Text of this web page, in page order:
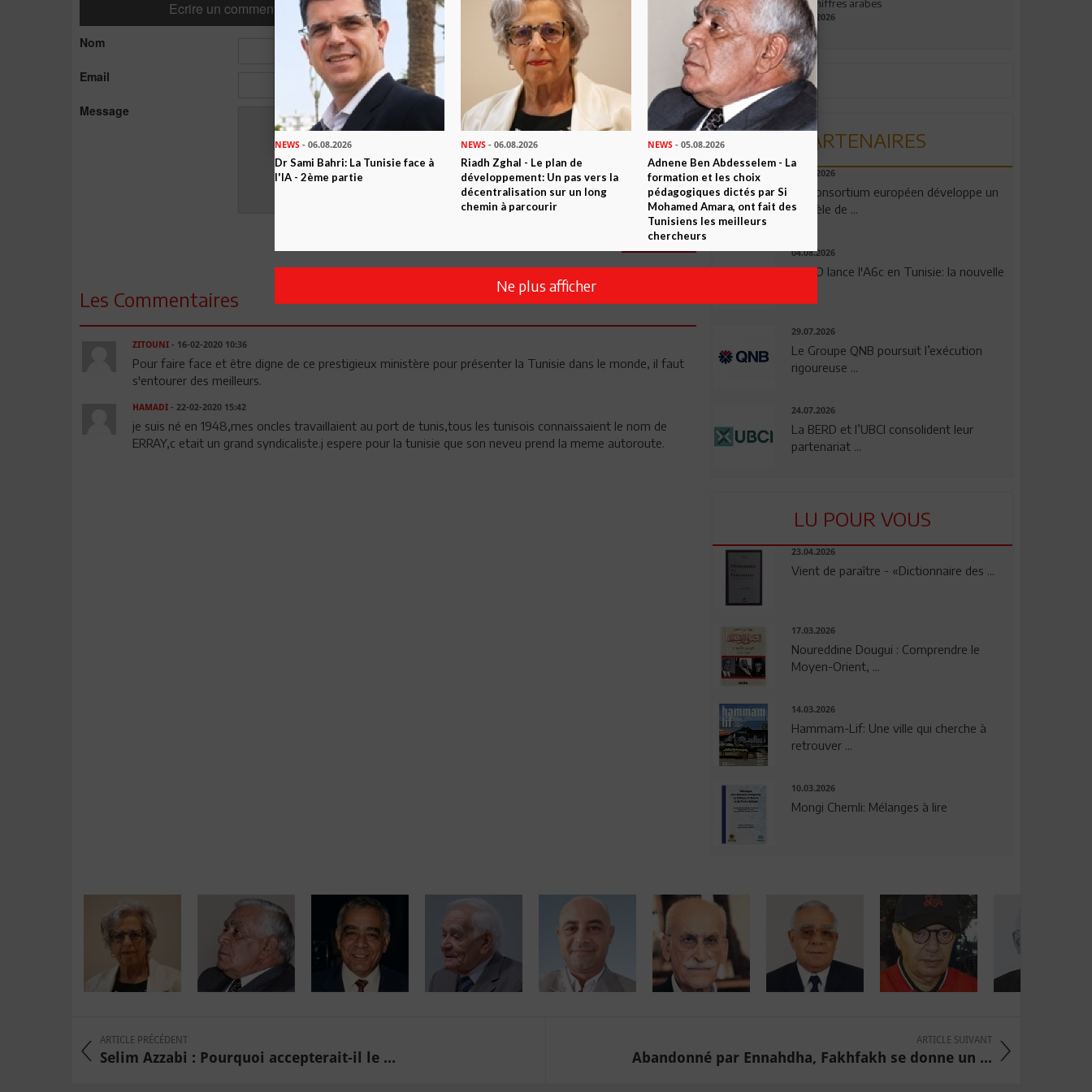
Ecrire un commentaire Commenter
Nom
Email
Message
Envoyer
Les Commentaires
ZITOUNI- 16-02-2020 10:36
Pour faire face et être digne de ce prestigieux ministère pour présenter la Tunisie dans le monde, il faut
s'entourer des meilleurs.
HAMADI- 22-02-2020 15:42
je suis né en 1948,mes oncles travaillaient au port de tunis,tous les tunisois connaissaient le nom de
ERRAY,c etait un grand syndicaliste.j espere pour la tunisie que son neveu prend la meme autoroute.
aux chiffres arabes
09.07.2026
PARTENAIRES
06.08.2026
Un consortium européen développe un
modèle de ...
04.08.2026
OPPO lance l'A6c en Tunisie: la nouvelle
29.07.2026
Le Groupe QNB poursuit l’exécution
rigoureuse ...
24.07.2026
La BERD et l’UBCI consolident leur
partenariat ...
LU POUR VOUS
23.04.2026
Vient de paraître - «Dictionnaire des ...
17.03.2026
Noureddine Dougui : Comprendre le
Moyen-Orient, ...
14.03.2026
Hammam-Lif: Une ville qui cherche à
retrouver ...
10.03.2026
Mongi Chemli: Mélanges à lire
ARTICLE PRÉCÉDENT
Selim Azzabi : Pourquoi accepterait-il le ...
ARTICLE SUIVANT
Abandonné par Ennahdha, Fakhfakh se donne un ...
NEWS - 06.08.2026
Dr Sami Bahri: La Tunisie face à
l'IA - 2ème partie
NEWS - 06.08.2026
Riadh Zghal - Le plan de
développement: Un pas vers la
décentralisation sur un long
chemin à parcourir
NEWS- 05.08.2026
Adnene Ben Abdesselem - La
formation et les choix
pédagogiques dictés par Si
Mohamed Amara, ont fait des
Tunisiens les meilleurs
chercheurs
Ne plus afficher